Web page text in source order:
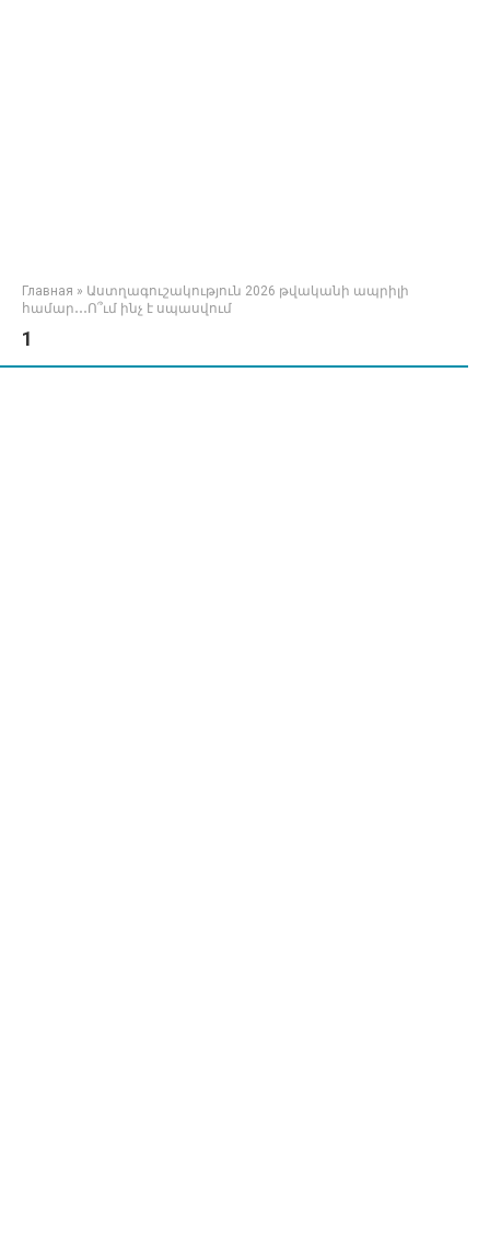
Главная » Աստղագուշակություն 2026 թվականի ապրիլի
համար․․․Ո՞ւմ ինչ է սպասվում
1